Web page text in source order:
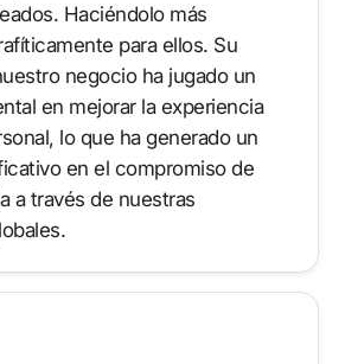
Haciéndolo más
para ellos. Su
negocio ha jugado un
en mejorar la experiencia
lo que ha generado un
en el compromiso de
a través de nuestras